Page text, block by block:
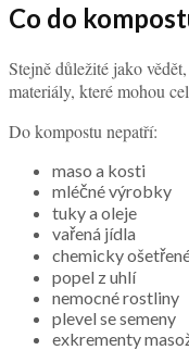
Co do
Stejně důležité jako
materiály, které mohou
Do kompostu nepatří:
maso a kosti
mléčné výrobky
tuky a oleje
vařená jídla
chemicky
popel z uhlí
nemocné rostliny
plevel se semeny
exkrementy